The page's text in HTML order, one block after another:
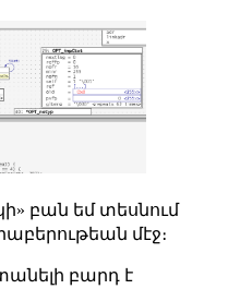
բան եմ տեսնում
մէջ։
բարդ է